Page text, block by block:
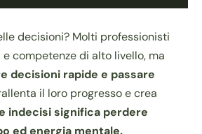
decisioni? Molti professionisti
competenze di alto livello, ma
decisioni rapide e passare
il loro progresso e crea
indecisi significa perdere